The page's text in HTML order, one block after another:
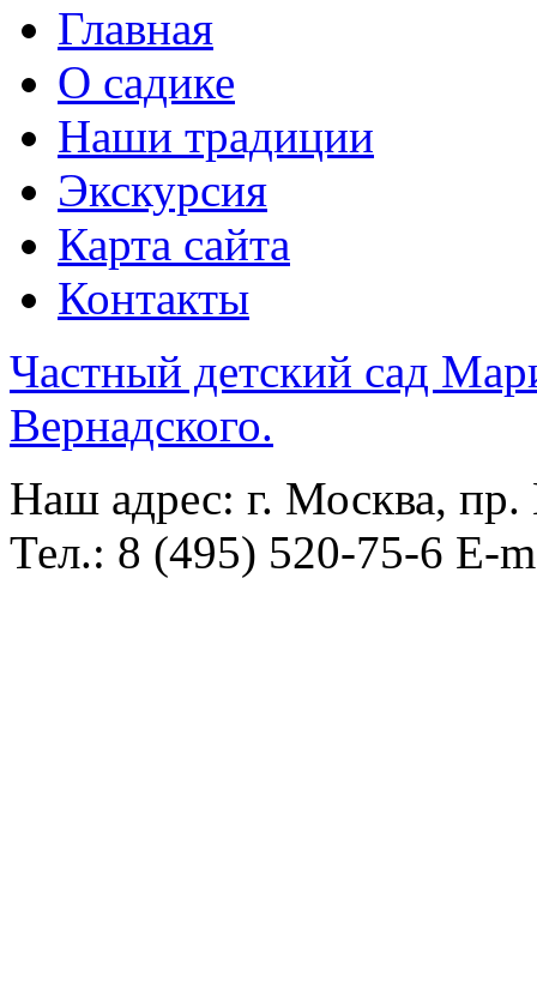
Главная
О садике
Наши традиции
Экскурсия
Карта сайта
Контакты
Частный детский сад
Вернадского.
Наш адрес: г. Москва, пр.
Тел.: 8 (495) 520-75-6 E-